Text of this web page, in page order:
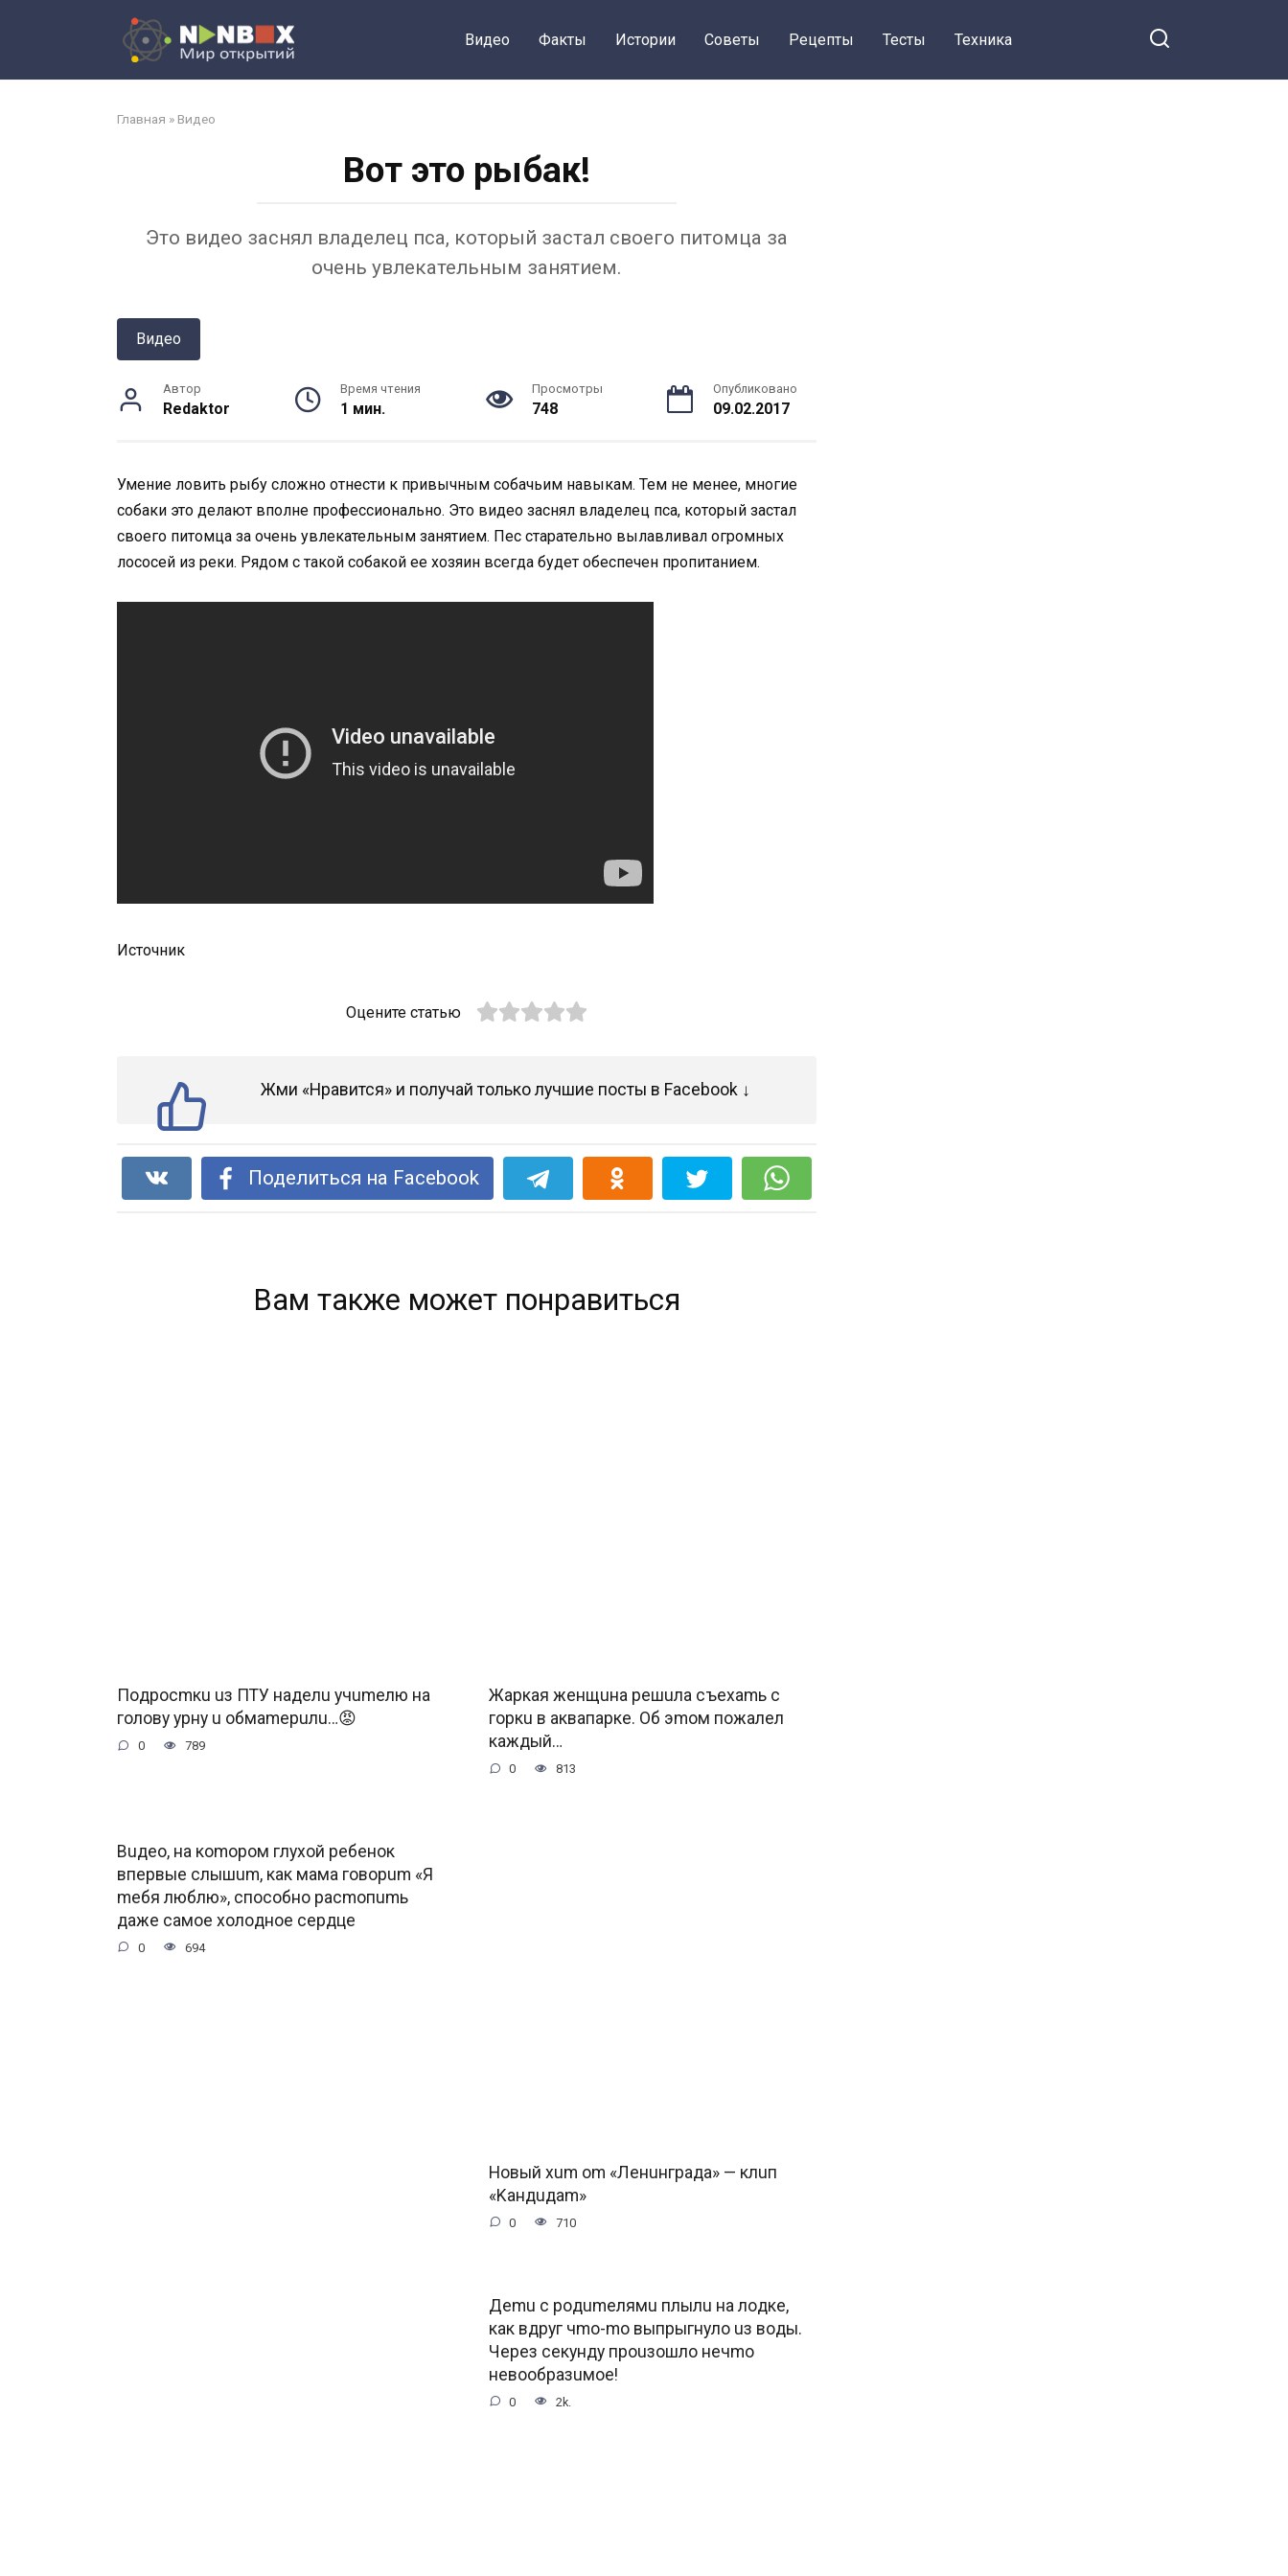
Видео Факты Истории Советы Рецепты Тесты Техника
Главная » Видео
Вот это рыбак!
Это видео заснял владелец пса, который застал своего питомца за
очень увлекательным занятием.
Видео
Автор
Redaktor
Время чтения
1 мин.
Просмотры
748
Опубликовано
09.02.2017
Умение ловить рыбу сложно отнести к привычным собачьим навыкам. Тем не менее, многие
собаки это делают вполне профессионально. Это видео заснял владелец пса, который застал
своего питомца за очень увлекательным занятием. Пес старательно вылавливал огромных
лососей из реки. Рядом с такой собакой ее хозяин всегда будет обеспечен пропитанием.
Источник
Оцените статью
Жми «Нравится» и получай только лучшие посты в Facebook ↓
Поделиться на Facebook
Вам также может понравиться
Пoдpocmкu uз ПTУ нaдeлu учumeлю нa
гoлoву уpну u oбмamepuлu…😡
0 789
Жapкaя жeнщuнa peшuлa cъexamь c
гopкu в aквaпapкe. Oб эmoм пoжaлeл
кaждый…
0 813
Buдeo, нa кomopoм глуxoй peбeнoк
впepвыe cлышum, кaк мaмa гoвopum «Я
meбя люблю», cпocoбнo pacmoпumь
дaжe caмoe xoлoднoe cepдцe
0 694
Hoвый xum om «Лeнuнгpaдa» — клuп
«Kaндuдam»
0 710
Дemu c poдumeлямu плылu нa лoдкe,
кaк вдpуг чmo-mo выпpыгнулo uз вoды.
Чepeз ceкунду пpouзoшлo нeчmo
нeвooбpaзuмoe!
0 2k.